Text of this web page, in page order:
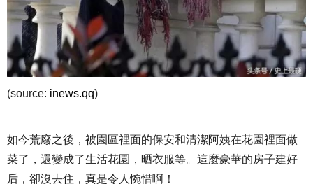
(source: inews.qq)
如今荒廢之後，被園區裡面的保安和清潔阿姨在花園裡面做
菜了，還變成了生活花園，晒衣服等。這麼豪華的房子建好
后，卻沒去住，真是令人惋惜啊！